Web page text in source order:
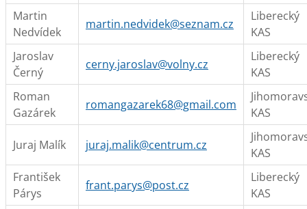
Martin
Nedvídek
martin.nedvidek@seznam.cz
Liberecký
KAS
Jaroslav
Černý
cerny.jaroslav@volny.cz
Liberecký
KAS
Roman
Gazárek
romangazarek68@gmail.com
KAS
Juraj Malík juraj.malik@centrum.cz
KAS
František
Párys
frant.parys@post.cz
Liberecký
KAS